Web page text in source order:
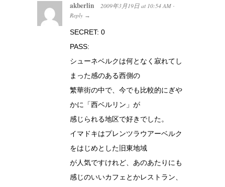
akberlin 2009年3月19日 at 10:54 AM ·
Reply →
SECRET: 0
PASS:
シューネベルクは何となく寂れてし
まった感のある西側の
繁華街の中で、今でも比較的にぎや
かに「西ベルリン」が
感じられる地区で好きでした。
イマドキはプレンツラウアーベルク
をはじめとした旧東地域
が人気ですけれど、あのあたりにも
感じのいいカフェとかレストラン、